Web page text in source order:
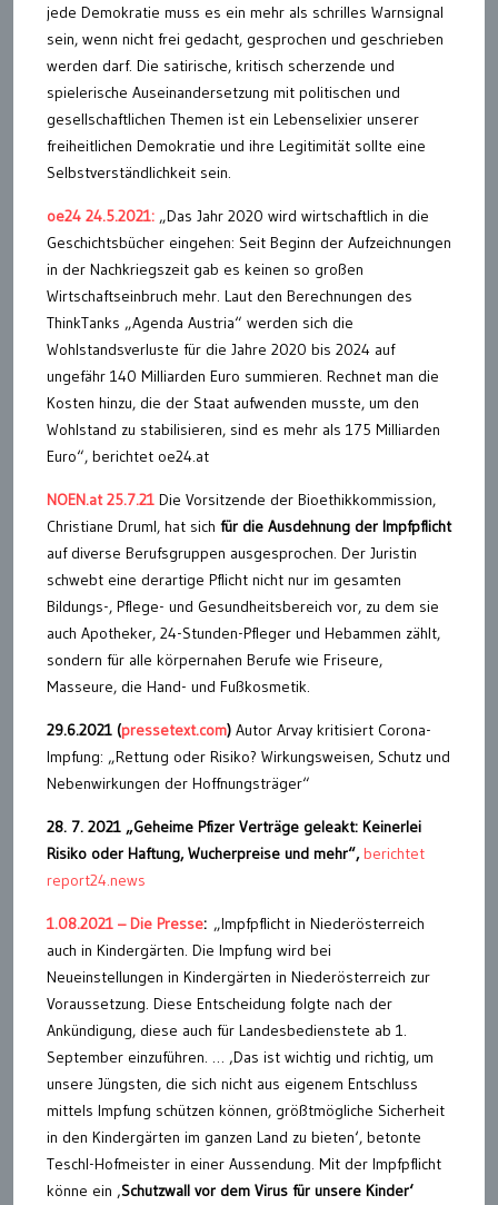
jede Demokratie muss es ein mehr als schrilles Warnsignal
sein, wenn nicht frei gedacht, gesprochen und geschrieben
werden darf. Die satirische, kritisch scherzende und
spielerische Auseinandersetzung mit politischen und
gesellschaftlichen Themen ist ein Lebenselixier unserer
freiheitlichen Demokratie und ihre Legitimität sollte eine
Selbstverständlichkeit sein.
oe24 24.5.2021: „Das Jahr 2020 wird wirtschaftlich in die
Geschichtsbücher eingehen: Seit Beginn der Aufzeichnungen
in der Nachkriegszeit gab es keinen so großen
Wirtschaftseinbruch mehr. Laut den Berechnungen des
ThinkTanks „Agenda Austria“ werden sich die
Wohlstandsverluste für die Jahre 2020 bis 2024 auf
ungefähr 140 Milliarden Euro summieren. Rechnet man die
Kosten hinzu, die der Staat aufwenden musste, um den
Wohlstand zu stabilisieren, sind es mehr als 175 Milliarden
Euro“, berichtet oe24.at
NOEN.at 25.7.21 Die Vorsitzende der Bioethikkommission,
Christiane Druml, hat sich für die Ausdehnung der Impfpflicht
auf diverse Berufsgruppen ausgesprochen. Der Juristin
schwebt eine derartige Pflicht nicht nur im gesamten
Bildungs-, Pflege- und Gesundheitsbereich vor, zu dem sie
auch Apotheker, 24-Stunden-Pfleger und Hebammen zählt,
sondern für alle körpernahen Berufe wie Friseure,
Masseure, die Hand- und Fußkosmetik.
29.6.2021 (pressetext.com) Autor Arvay kritisiert Corona-
Impfung: „Rettung oder Risiko? Wirkungsweisen, Schutz und
Nebenwirkungen der Hoffnungsträger“
28. 7. 2021 „Geheime Pfizer Verträge geleakt: Keinerlei
Risiko oder Haftung, Wucherpreise und mehr“, berichtet
report24.news
1.08.2021 – Die Presse: „Impfpflicht in Niederösterreich
auch in Kindergärten. Die Impfung wird bei
Neueinstellungen in Kindergärten in Niederösterreich zur
Voraussetzung. Diese Entscheidung folgte nach der
Ankündigung, diese auch für Landesbedienstete ab 1.
September einzuführen. … ‚Das ist wichtig und richtig, um
unsere Jüngsten, die sich nicht aus eigenem Entschluss
mittels Impfung schützen können, größtmögliche Sicherheit
in den Kindergärten im ganzen Land zu bieten‘, betonte
Teschl-Hofmeister in einer Aussendung. Mit der Impfpflicht
könne ein ‚Schutzwall vor dem Virus für unsere Kinder‘